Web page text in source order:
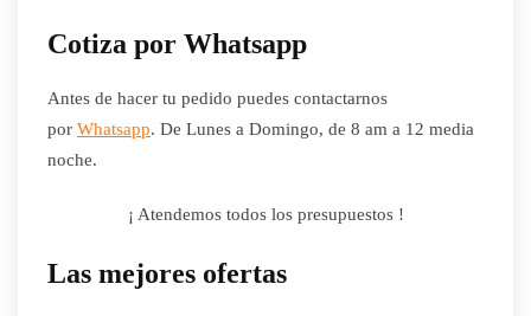
Cotiza por Whatsapp
Antes de hacer tu pedido puedes contactarnos
por Whatsapp. De Lunes a Domingo, de 8 am a 12 media
noche.
¡ Atendemos todos los presupuestos !
Las mejores ofertas